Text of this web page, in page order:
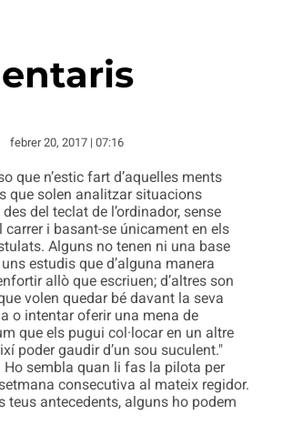
febrer 20, 2017 | 07:16
que n’estic fart d’aquelles ments
que solen analitzar situacions
del teclat de l’ordinador, sense
carrer i basant-se únicament en els
Alguns no tenen ni una base
estudis que d’alguna manera
allò que escriuen; d’altres son
volen quedar bé davant la seva
o intentar oferir una mena de
que els pugui col·locar en un altre
poder gaudir d’un sou suculent."
Ho sembla quan li fas la pilota per
consecutiva al mateix regidor.
teus antecedents, alguns ho podem